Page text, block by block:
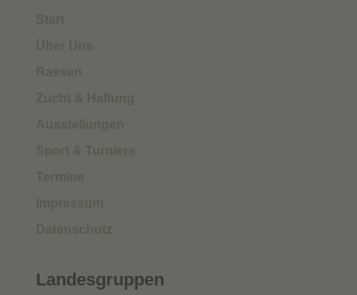
Start
Über Uns
Rassen
Zucht & Haltung
Ausstellungen
Sport & Turniere
Termine
Impressum
Datenschutz
Landesgruppen